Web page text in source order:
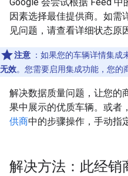
因素选择最佳提供商。如需
见问题，请查看详细状态原
注意 ：如果您的车辆详情集成
无效。您需要启用集成功能，您的
解决数据质量问题，让您的
果中展示的优质车辆。或者
供商中的步骤操作，手动指
解决方法：此经销